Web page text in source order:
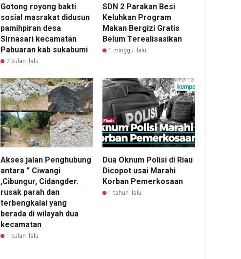
Gotong royong bakti
sosial masrakat didusun
pamihpiran desa
Sirnasari kecamatan
Pabuaran kab sukabumi
2 bulan lalu
SDN 2 Parakan Besi
Keluhkan Program
Makan Bergizi Gratis
Belum Terealisasikan
1 minggu lalu
Akses jalan Penghubung
antara ” Ciwangi
,Cibungur, Cidangder.
rusak parah dan
terbengkalai yang
berada di wilayah dua
kecamatan
1 bulan lalu
Dua Oknum Polisi di Riau
Dicopot usai Marahi
Korban Pemerkosaan
1 tahun lalu